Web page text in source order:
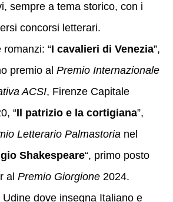
sempre a tema storico, con i
concorsi letterari.
“I cavalieri di Venezia”,
premio al Premio Internazionale
ACSI, Firenze Capitale
“Il patrizio e la cortigiana”,
Letterario Palmastoria nel
Shakespeare“, primo posto
al Premio Giorgione 2024.
dove insegna Italiano e